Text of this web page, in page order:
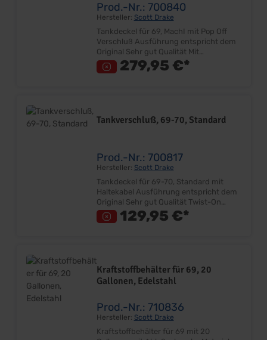
Prod.-Nr.: 700840
Hersteller: Scott Drake
Tankdeckel für 69, MachI mit Pop Off
Verschluß Ausführung entspricht dem
Original Sehr gut Qualität Mit
zusätzlichem Sicherheitsdeckel
Lieferumfang: Stück Preis: Pro Stück
279,95 €*
Tankverschluß, 69-70, Standard
Prod.-Nr.: 700817
Hersteller: Scott Drake
Tankdeckel für 69-70, Standard mit
Haltekabel Ausführung entspricht dem
Original Sehr gut Qualität Twist-On
Verschluß Mit Sicherungsseil Nicht
passend für California Modelle mit
129,95 €*
Kraftstoffbehälter für 69, 20
Gallonen, Edelstahl
Prod.-Nr.: 710836
Hersteller: Scott Drake
Kraftstoffbehälter für 69 mit 20